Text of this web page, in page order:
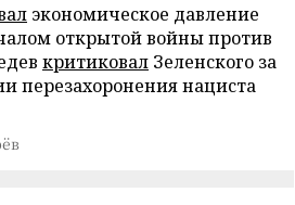
экономическое давление
открытой войны против
критиковал Зеленского за
перезахоронения нациста